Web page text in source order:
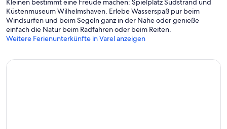
Kleinen bestimmt eine Freude machen: Spielplatz Südstrand und
Küstenmuseum Wilhelmshaven. Erlebe Wasserspaß pur beim
Windsurfen und beim Segeln ganz in der Nähe oder genieße
einfach die Natur beim Radfahren oder beim Reiten.
Weitere Ferienunterkünfte in Varel anzeigen